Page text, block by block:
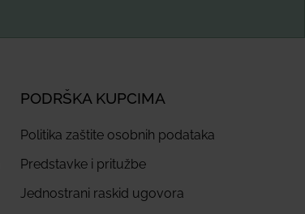
PODRŠKA KUPCIMA
Politika zaštite osobnih podataka
Predstavke i pritužbe
Jednostrani raskid ugovora